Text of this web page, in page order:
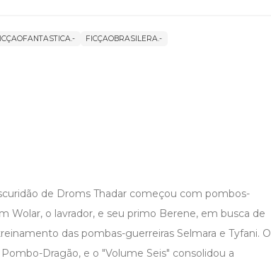
FICÇAOBRASILERA.-
de Droms Thadar começou com pombos-
Wolar, o lavrador, e seu primo Berene, em busca de
das pombas-guerreiras Selmara e Tyfani. O
Dragão, e o "Volume Seis" consolidou a